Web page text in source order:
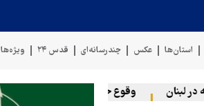
استان‌ها عکس چندرسانه‌ای قدس ۲۴ ویژه‌ها
وقوع حادثه دریایی در سواحل عمان